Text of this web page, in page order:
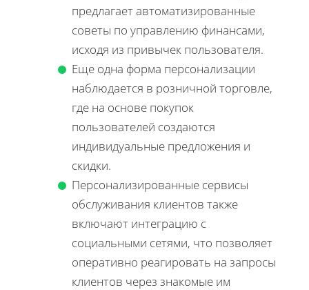
предлагает автоматизированные
советы по управлению финансами,
исходя из привычек пользователя.
Еще одна форма персонализации
наблюдается в розничной торговле,
где на основе покупок
пользователей создаются
индивидуальные предложения и
скидки.
Персонализированные сервисы
обслуживания клиентов также
включают интеграцию с
социальными сетями, что позволяет
оперативно реагировать на запросы
клиентов через знакомые им